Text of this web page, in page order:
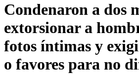
Condenaron a dos
extorsionar a
fotos íntimas y
o favores para no